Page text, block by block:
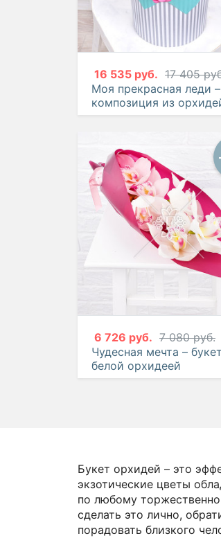
16 535 руб. 17 405
Моя прекрасная леди –
композиция из
эустом
6 726 руб. 7 080 руб.
Чудесная мечта –
белой орхидеей
Букет орхидей – это
экзотические цветы
по любому
сделать это лично,
порадовать близкого